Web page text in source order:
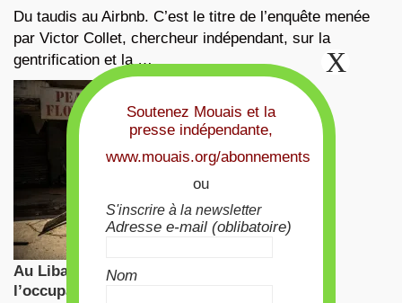
Du taudis au Airbnb. C’est le titre de l’enquête menée
par Victor Collet, chercheur indépendant, sur la
gentrification et la …
Au Liban, la convergence des luttes face à
l’occupation israélienne
Soutenez Mouais et la
presse indépendante,
www.mouais.org/abonnements
ou
S'inscrire à la newsletter
Adresse e-mail (oblibatoire)
Nom